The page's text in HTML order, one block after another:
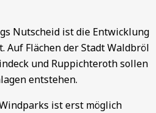
Nutscheid ist die Entwicklung
Auf Flächen der Stadt Waldbröl
und Ruppichteroth sollen
entstehen.
ist erst möglich